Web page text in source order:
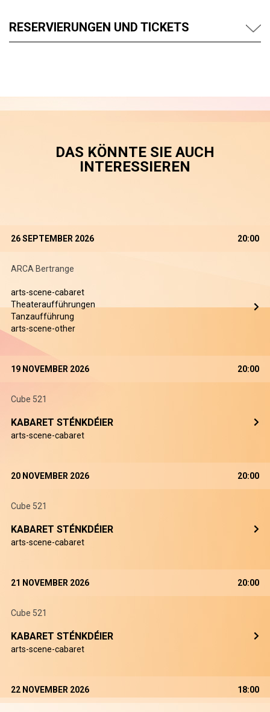
RESERVIERUNGEN UND TICKETS
DAS KÖNNTE SIE AUCH
INTERESSIEREN
26 SEPTEMBER 2026 20:00
ARCA Bertrange
arts-scene-cabaret
Theateraufführungen
Tanzaufführung
arts-scene-other
19 NOVEMBER 2026 20:00
Cube 521
KABARET STÉNKDÉIER
arts-scene-cabaret
20 NOVEMBER 2026 20:00
Cube 521
KABARET STÉNKDÉIER
arts-scene-cabaret
21 NOVEMBER 2026 20:00
Cube 521
KABARET STÉNKDÉIER
arts-scene-cabaret
22 NOVEMBER 2026 18:00